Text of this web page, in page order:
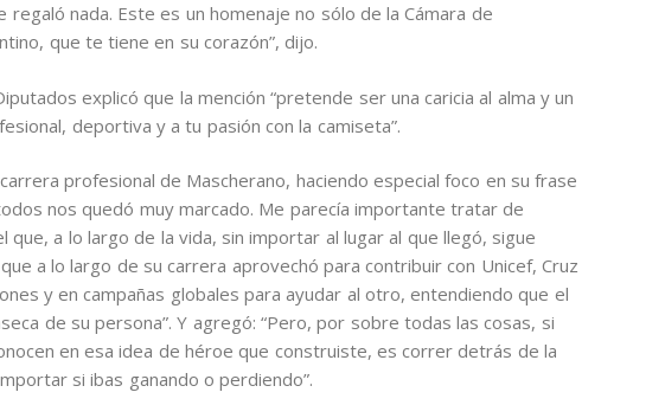
nada. Este es un homenaje no sólo de la Cámara de
que te tiene en su corazón”, dijo.
explicó que la mención “pretende ser una caricia al alma y un
deportiva y a tu pasión con la camiseta”.
profesional de Mascherano, haciendo especial foco en su frase
nos quedó muy marcado. Me parecía importante tratar de
que, a lo largo de la vida, sin importar al lugar al que llegó, sigue
a lo largo de su carrera aprovechó para contribuir con Unicef, Cruz
y en campañas globales para ayudar al otro, entendiendo que el
de su persona”. Y agregó: “Pero, por sobre todas las cosas, si
en esa idea de héroe que construiste, es correr detrás de la
si ibas ganando o perdiendo”.